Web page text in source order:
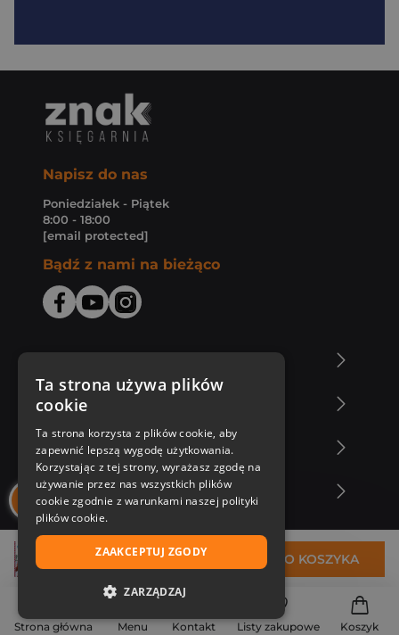
Strona główna Menu Kontakt Listy zakupowe Koszyk
11,64 zł DO KOSZYKA
Napisz do nas
Poniedziałek - Piątek
8:00 - 18:00
[email protected]
Bądź z nami na bieżąco
Zakupy u nas
Nasza oferta
Nasi autorzy
Ta strona używa plików
cookie
Ta strona korzysta z plików cookie, aby
zapewnić lepszą wygodę użytkowania.
Korzystając z tej strony, wyrażasz zgodę na
używanie przez nas wszystkich plików
cookie zgodnie z warunkami naszej polityki
plików cookie.
ZAAKCEPTUJ ZGODY
ZARZĄDZAJ
NIEZBĘDNE